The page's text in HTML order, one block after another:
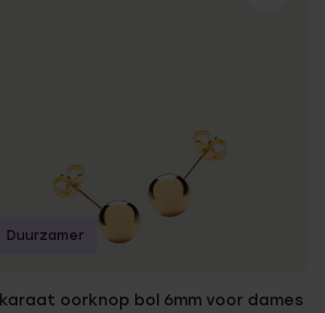
oorknop bol 6mm voor dames
Duurzamer